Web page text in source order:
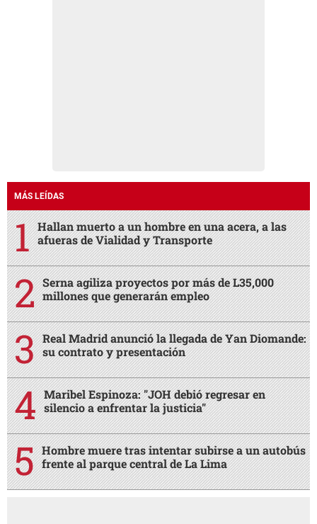
MÁS LEÍDAS
Hallan muerto a un hombre en una acera, a las
afueras de Vialidad y Transporte
Serna agiliza proyectos por más de L35,000
millones que generarán empleo
Real Madrid anunció la llegada de Yan Diomande:
su contrato y presentación
Maribel Espinoza: "JOH debió regresar en
silencio a enfrentar la justicia"
Hombre muere tras intentar subirse a un autobús
frente al parque central de La Lima